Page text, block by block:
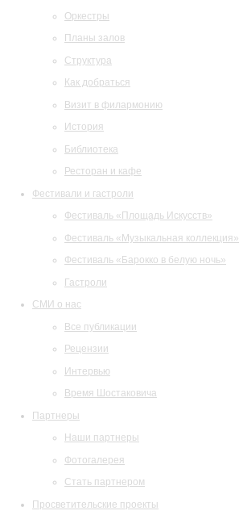
Оркестры
Планы залов
Структура
Как добраться
Визит в филармонию
История
Библиотека
Ресторан и кафе
Фестивали и гастроли
Фестиваль «Площадь Искусств»
Фестиваль «Музыкальная коллекция»
Фестиваль «Барокко в белую ночь»
Гастроли
СМИ о нас
Все публикации
Рецензии
Интервью
Время Шостаковича
Партнеры
Наши партнеры
Фотогалерея
Стать партнером
Просветительские проекты